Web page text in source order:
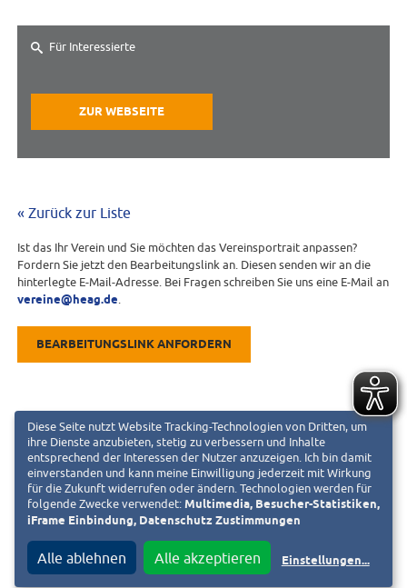
Für Interessierte
ZUR WEBSEITE
« Zurück zur Liste
Ist das Ihr Verein und Sie möchten das Vereinsportrait anpassen?
Fordern Sie jetzt den Bearbeitungslink an. Diesen senden wir an die
hinterlegte E-Mail-Adresse. Bei Fragen schreiben Sie uns eine E-Mail an
vereine@heag.de
BEARBEITUNGSLINK ANFORDERN
Diese Seite nutzt Website Tracking-Technologien von Dritten, um
ihre Dienste anzubieten, stetig zu verbessern und Inhalte
entsprechend der Interessen der Nutzer anzuzeigen. Ich bin damit
einverstanden und kann meine Einwilligung jederzeit mit Wirkung
für die Zukunft widerrufen oder ändern. Technologien werden für
folgende Zwecke verwendet: Multimedia, Besucher-Statistiken,
iFrame Einbindung, Datenschutz Zustimmungen
Alle ablehnen Alle akzeptieren Einstellungen...